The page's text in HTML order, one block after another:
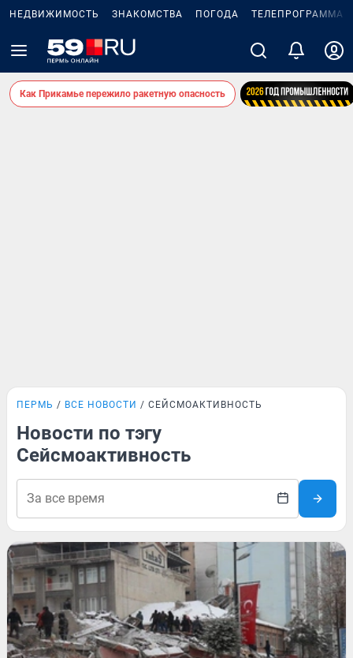
НЕДВИЖИМОСТЬ ЗНАКОМСТВА ПОГОДА ТЕЛЕПРОГРАММА
Как Прикамье пережило ракетную опасность
ПЕРМЬ ВСЕ НОВОСТИ СЕЙСМОАКТИВНОСТЬ
Новости по тэгу
Сейсмоактивность